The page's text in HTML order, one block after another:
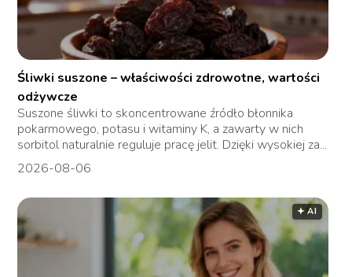
Śliwki suszone – właściwości zdrowotne, wartości
odżywcze
Suszone śliwki to skoncentrowane źródło błonnika
pokarmowego, potasu i witaminy K, a zawarty w nich
sorbitol naturalnie reguluje pracę jelit. Dzięki wysokiej za...
2026-08-06
🟅 AI